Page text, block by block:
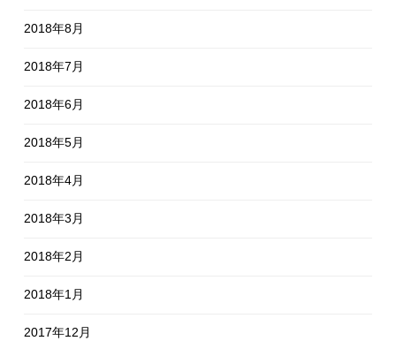
2018年8月
2018年7月
2018年6月
2018年5月
2018年4月
2018年3月
2018年2月
2018年1月
2017年12月